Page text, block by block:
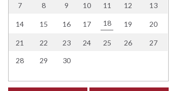
7 8 9 10 11 12 13
14 15 16 17 18 19 20
21 22 23 24 25 26 27
28 29 30